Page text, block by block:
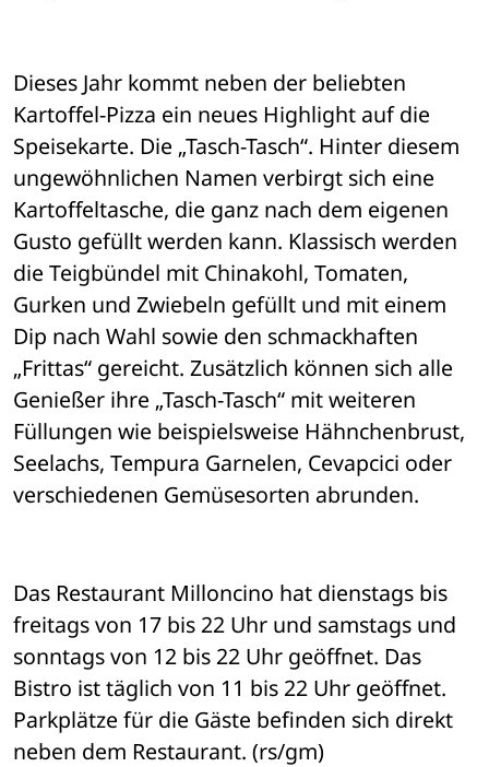
Dieses Jahr kommt neben der beliebten
Kartoffel-Pizza ein neues Highlight auf die
Speisekarte. Die „Tasch-Tasch“. Hinter diesem
ungewöhnlichen Namen verbirgt sich eine
Kartoffeltasche, die ganz nach dem eigenen
Gusto gefüllt werden kann. Klassisch werden
die Teigbündel mit Chinakohl, Tomaten,
Gurken und Zwiebeln gefüllt und mit einem
Dip nach Wahl sowie den schmackhaften
„Frittas“ gereicht. Zusätzlich können sich alle
Genießer ihre „Tasch-Tasch“ mit weiteren
Füllungen wie beispielsweise Hähnchenbrust,
Seelachs, Tempura Garnelen, Cevapcici oder
verschiedenen Gemüsesorten abrunden.
Das Restaurant Milloncino hat dienstags bis
freitags von 17 bis 22 Uhr und samstags und
sonntags von 12 bis 22 Uhr geöffnet. Das
Bistro ist täglich von 11 bis 22 Uhr geöffnet.
Parkplätze für die Gäste befinden sich direkt
neben dem Restaurant. (rs/gm)